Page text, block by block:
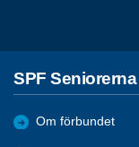
SPF Seniorerna
Om förbundet